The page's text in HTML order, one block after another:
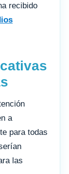
recibido
a
para todas
las